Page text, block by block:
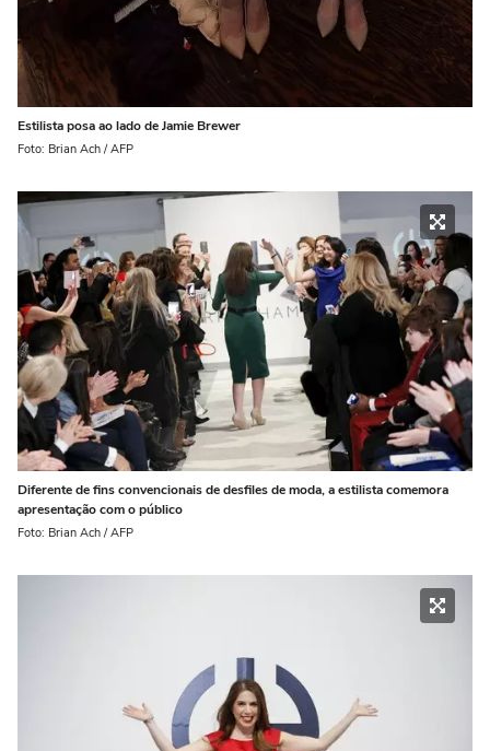
Estilista posa ao lado de Jamie Brewer
Foto: Brian Ach / AFP
Diferente de fins convencionais de desfiles de moda, a estilista comemora
apresentação com o público
Foto: Brian Ach / AFP